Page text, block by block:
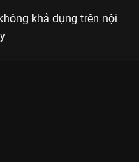
khả dụng trên nội